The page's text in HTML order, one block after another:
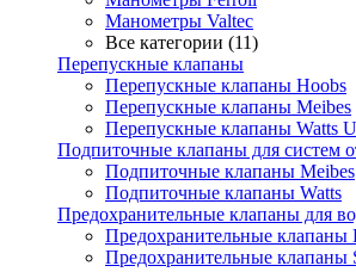
Манометры Valtec
Все категории (11)
Перепускные клапаны
Перепускные клапаны Hoobs
Перепускные клапаны Meibes
Перепускные клапаны Watts
Подпиточные клапаны для систем
Подпиточные клапаны Meibes
Подпиточные клапаны Watts
Предохранительные клапаны для
Предохранительные клапаны
Предохранительные клапаны